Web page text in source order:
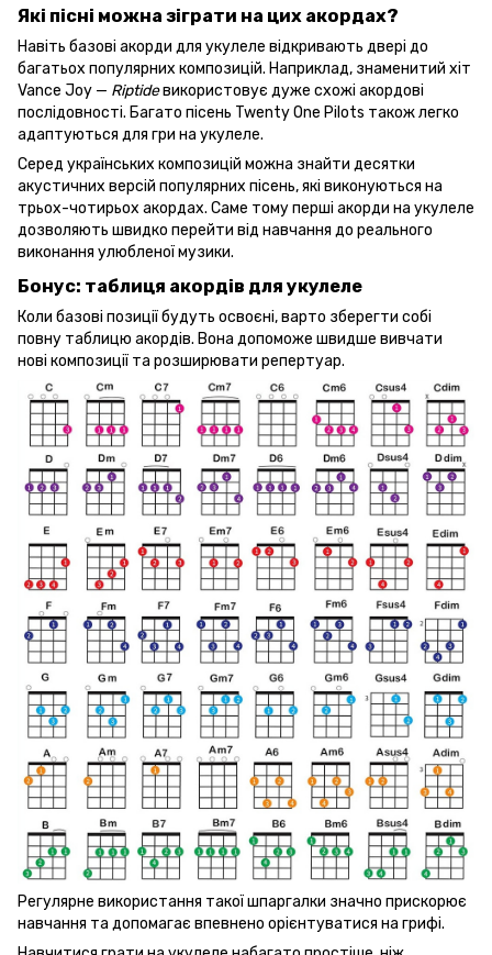
Які пісні можна зіграти на цих акордах?
Навіть базові акорди для укулеле відкривають двері до
багатьох популярних композицій. Наприклад, знаменитий хіт
Vance Joy — Riptideвикористовує дуже схожі акордові
послідовності. Багато пісень Twenty One Pilots також легко
адаптуються для гри на укулеле.
Серед українських композицій можна знайти десятки
акустичних версій популярних пісень, які виконуються на
трьох-чотирьох акордах. Саме тому перші акорди на укулеле
дозволяють швидко перейти від навчання до реального
виконання улюбленої музики.
Бонус: таблиця акордів для укулеле
Коли базові позиції будуть освоєні, варто зберегти собі
повну таблицю акордів. Вона допоможе швидше вивчати
нові композиції та розширювати репертуар.
Регулярне використання такої шпаргалки значно прискорює
навчання та допомагає впевнено орієнтуватися на грифі.